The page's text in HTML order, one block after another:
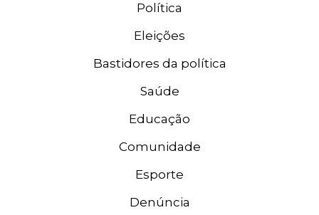
Política
Eleições
Bastidores da política
Saúde
Educação
Comunidade
Esporte
Denúncia